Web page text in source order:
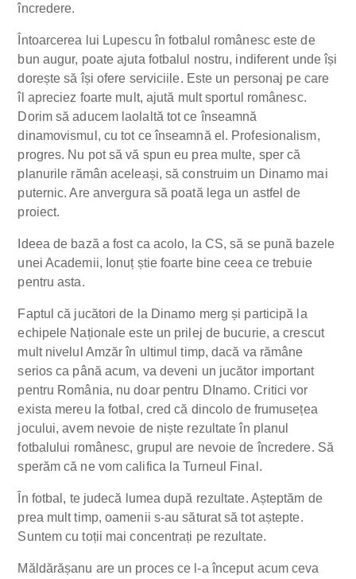
încredere.
Întoarcerea lui Lupescu în fotbalul românesc este de
bun augur, poate ajuta fotbalul nostru, indiferent unde își
dorește să își ofere serviciile. Este un personaj pe care
îl apreciez foarte mult, ajută mult sportul românesc.
Dorim să aducem laolaltă tot ce înseamnă
dinamovismul, cu tot ce înseamnă el. Profesionalism,
progres. Nu pot să vă spun eu prea multe, sper că
planurile rămân aceleași, să construim un Dinamo mai
puternic. Are anvergura să poată lega un astfel de
proiect.
Ideea de bază a fost ca acolo, la CS, să se pună bazele
unei Academii, Ionuț știe foarte bine ceea ce trebuie
pentru asta.
Faptul că jucători de la Dinamo merg și participă la
echipele Naționale este un prilej de bucurie, a crescut
mult nivelul Amzăr în ultimul timp, dacă va rămâne
serios ca până acum, va deveni un jucător important
pentru România, nu doar pentru DInamo. Critici vor
exista mereu la fotbal, cred că dincolo de frumusețea
jocului, avem nevoie de niște rezultate în planul
fotbalului românesc, grupul are nevoie de încredere. Să
sperăm că ne vom califica la Turneul Final.
În fotbal, te judecă lumea după rezultate. Așteptăm de
prea mult timp, oamenii s-au săturat să tot aștepte.
Suntem cu toții mai concentrați pe rezultate.
Măldărășanu are un proces ce l-a început acum ceva